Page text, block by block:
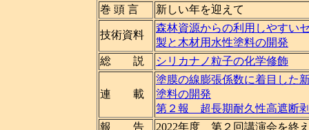
巻 頭 言 新しい年を迎えて
技術資料
森林資源からの利用しやすい
製と木材用水性塗料の開発
総 説
シリカナノ粒子の化学修飾
連 載
塗膜の線膨張係数に着目した
塗料の開発
第２報 超長期耐久性高遮断
報 告
2022年度 第２回講演会を終